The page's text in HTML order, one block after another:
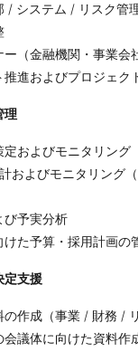
/ システム / リスク管
ー（金融機関・事業会
推進およびプロジェク
理
定およびモニタリング
およびモニタリング
び予実分析
けた予算・採用計画の
定支援
作成（事業 / 財務 /
会議体に向けた資料作